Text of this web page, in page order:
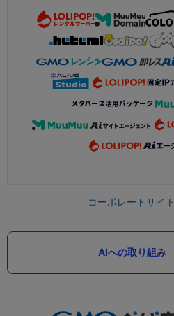
コーポレートサイト
AIへの取り組み